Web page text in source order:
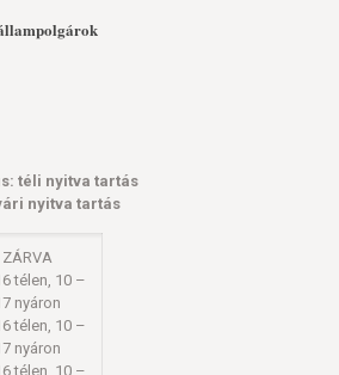
téli nyitva tartás
nyitva tartás
ZÁRVA
télen, 10 –
nyáron
télen, 10 –
nyáron
télen, 10 –